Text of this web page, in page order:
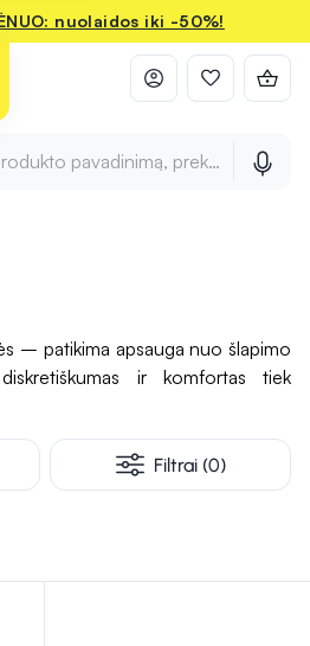
nuolaidos iki -50%!
pavadinimą, prekės ženklą ir
– patikima apsauga nuo šlapimo
ir komfortas tiek
Filtrai (0)